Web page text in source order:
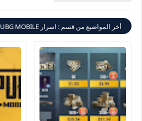
أخر المواضيع من قسم : اسرار PUBG MOBILE